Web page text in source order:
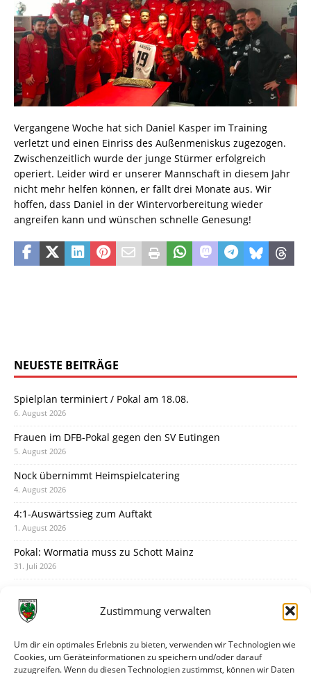
Zustimmung verwalten
Um dir ein optimales Erlebnis zu bieten, verwenden wir Technologien wie
Cookies, um Geräteinformationen zu speichern und/oder darauf
zuzugreifen. Wenn du diesen Technologien zustimmst, können wir Daten
Vergangene Woche hat sich Daniel Kasper im Training
verletzt und einen Einriss des Außenmeniskus zugezogen.
Zwischenzeitlich wurde der junge Stürmer erfolgreich
operiert. Leider wird er unserer Mannschaft in diesem Jahr
nicht mehr helfen können, er fällt drei Monate aus. Wir
hoffen, dass Daniel in der Wintervorbereitung wieder
angreifen kann und wünschen schnelle Genesung!
NEUESTE BEITRÄGE
Spielplan terminiert / Pokal am 18.08.
6. August 2026
Frauen im DFB-Pokal gegen den SV Eutingen
5. August 2026
Nock übernimmt Heimspielcatering
4. August 2026
4:1-Auswärtssieg zum Auftakt
1. August 2026
Pokal: Wormatia muss zu Schott Mainz
31. Juli 2026
30. Juli 2026
28. Juli 2026
Neuer Rückensponsor